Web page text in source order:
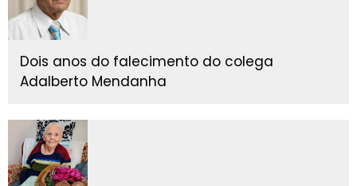
Dois anos do falecimento do colega
Adalberto Mendanha